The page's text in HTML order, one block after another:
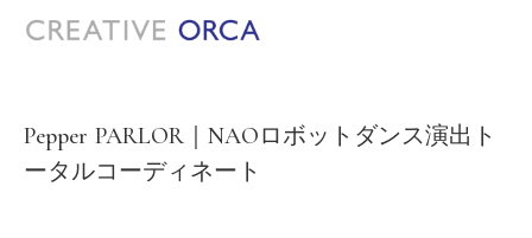
Pepper PARLOR｜NAOロボットダンス演出ト
ータルコーディネート